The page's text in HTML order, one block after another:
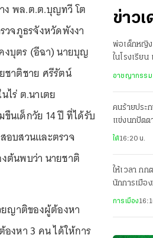
ง พล.ต.ต.บุญทวี โต
วจภูธรจังหวัดพังงา
งบุตร (อีฉา) นายบุญ
ชาติชาย ศรีรัตน์
ไร่ ต.นาเตย
นเด็กวัย 14 ปี ที่ได้รับ
อบสวนและตรวจ
ต้นพบว่า นายชาติ
ญาติของผู้ต้องหา
งหา 3 คน ได้ให้การ
ข่าวเ
พ่อเด็กหญิง
ในโรงเรียน
อาชญากรรม
คนร้ายประ
แข่งนกปัตต
ระดมกำลังล่
ใต้16:20 น.
ให้เวลา กก
นักการเมือ
เรื่องโกง ส
การเมือง